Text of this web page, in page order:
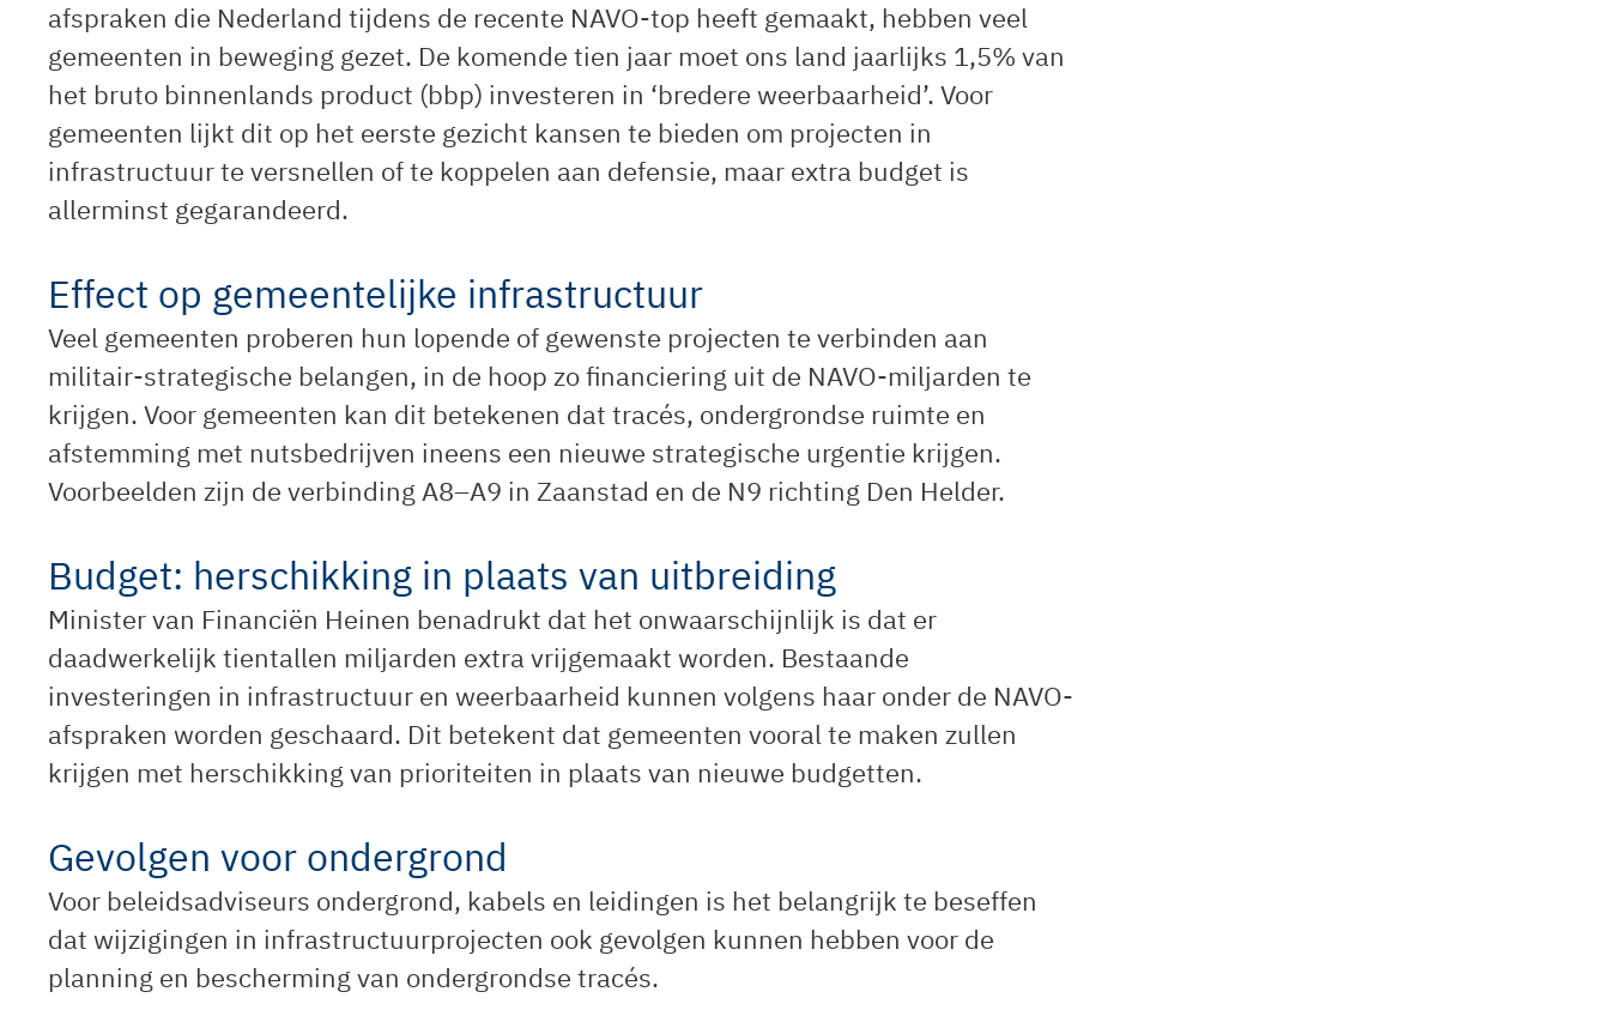
afspraken die Nederland tijdens de recente NAVO-top heeft gemaakt, hebben veel
gemeenten in beweging gezet. De komende tien jaar moet ons land jaarlijks 1,5% van
het bruto binnenlands product (bbp) investeren in ‘bredere weerbaarheid’. Voor
gemeenten lijkt dit op het eerste gezicht kansen te bieden om projecten in
infrastructuur te versnellen of te koppelen aan defensie, maar extra budget is
allerminst gegarandeerd.
Effect op gemeentelijke infrastructuur
Veel gemeenten proberen hun lopende of gewenste projecten te verbinden aan
militair-strategische belangen, in de hoop zo financiering uit de NAVO-miljarden te
krijgen. Voor gemeenten kan dit betekenen dat tracés, ondergrondse ruimte en
afstemming met nutsbedrijven ineens een nieuwe strategische urgentie krijgen.
Voorbeelden zijn de verbinding A8–A9 in Zaanstad en de N9 richting Den Helder.
Budget: herschikking in plaats van uitbreiding
Minister van Financiën Heinen benadrukt dat het onwaarschijnlijk is dat er
daadwerkelijk tientallen miljarden extra vrijgemaakt worden. Bestaande
investeringen in infrastructuur en weerbaarheid kunnen volgens haar onder de NAVO-
afspraken worden geschaard. Dit betekent dat gemeenten vooral te maken zullen
krijgen met herschikking van prioriteiten in plaats van nieuwe budgetten.
Gevolgen voor ondergrond
Voor beleidsadviseurs ondergrond, kabels en leidingen is het belangrijk te beseffen
dat wijzigingen in infrastructuurprojecten ook gevolgen kunnen hebben voor de
planning en bescherming van ondergrondse tracés.